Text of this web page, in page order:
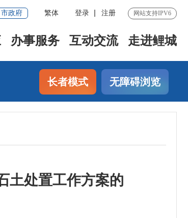
市政府 繁体 登录 注册 网站支持IPV6
办事服务 互动交流 走进鲤城
长者模式 无障碍浏览
土处置工作方案的